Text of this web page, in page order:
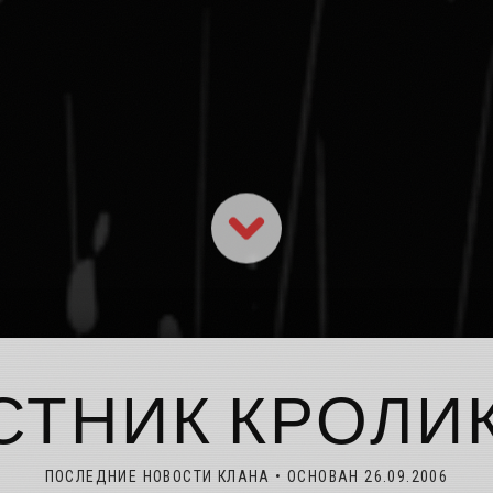
ПОСЛЕДНИЕ НОВОСТИ КЛАНА • ОСНОВАН 26.09.2006